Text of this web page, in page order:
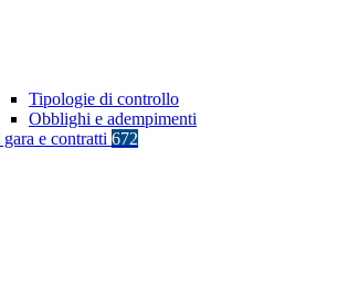
Tipologie di controllo
Obblighi e adempimenti
e contratti 672